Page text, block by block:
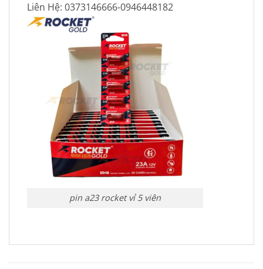
Liên Hệ: 0373146666-0946448182
pin a23 rocket vỉ 5 viên